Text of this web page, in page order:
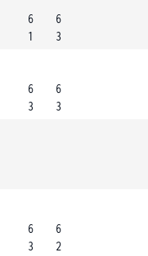
6
1
6
3
6
3
6
3
6
3
6
2